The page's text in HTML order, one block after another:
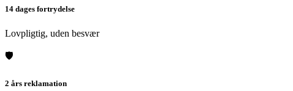
14 dages fortrydelse
Lovpligtig, uden besvær
🛡
2 års reklamation